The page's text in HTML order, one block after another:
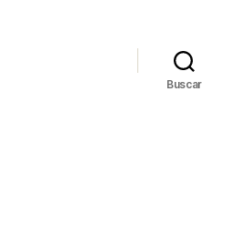
Buscar